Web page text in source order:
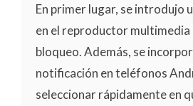
En primer lugar, se introdujo
en el reproductor multimedia
bloqueo. Además, se
notificación en teléfonos
seleccionar rápidamente en